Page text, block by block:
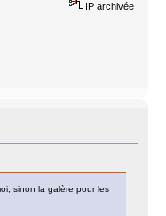
IP archivée
sinon la galère pour les